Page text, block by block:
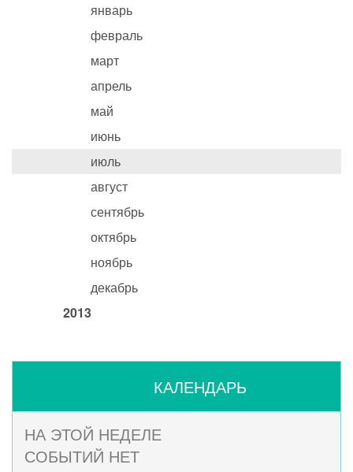
январь
февраль
март
апрель
май
июнь
июль
август
сентябрь
октябрь
ноябрь
декабрь
2013
КАЛЕНДАРЬ
НА ЭТОЙ НЕДЕЛЕ
СОБЫТИЙ НЕТ